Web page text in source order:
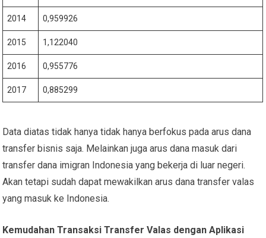
2014 0,959926
2015 1,122040
2016 0,955776
2017 0,885299
Data diatas tidak hanya tidak hanya berfokus pada arus dana
transfer bisnis saja. Melainkan juga arus dana masuk dari
transfer dana imigran Indonesia yang bekerja di luar negeri.
Akan tetapi sudah dapat mewakilkan arus dana transfer valas
yang masuk ke Indonesia.
Kemudahan Transaksi Transfer Valas dengan Aplikasi